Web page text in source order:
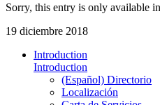
Sorry, this entry is only available
19 diciembre 2018
Introduction
Introduction
(Español) Directorio
Localización